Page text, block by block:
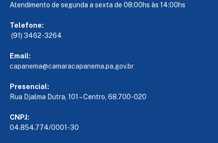
Atendimento de segunda a sexta de 08:00hs às 14:00hs
Telefone:
(91) 3462-3264
Email:
capanema@camaracapanema.pa.gov.br
Presencial:
Rua Djalma Dutra, 101 – Centro, 68.700-020
CNPJ:
04.854.774/0001-30